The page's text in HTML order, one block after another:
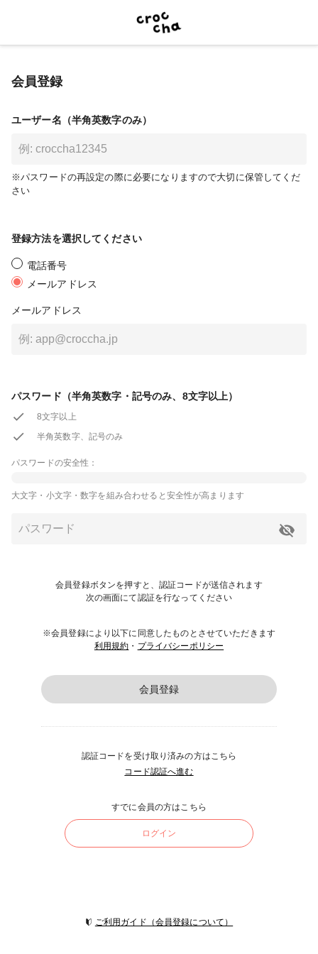
会員登録
ユーザー名（半角英数字のみ）
※パスワードの再設定の際に必要になりますので大切に保管してくだ
さい
登録方法を選択してください
電話番号
メールアドレス
メールアドレス
パスワード（半角英数字・記号のみ、8文字以上）
8文字以上
半角英数字、記号のみ
パスワードの安全性：
大文字・小文字・数字を組み合わせると安全性が高まります
会員登録ボタンを押すと、認証コードが送信されます
次の画面にて認証を行なってください
※会員登録により以下に同意したものとさせていただきます
利用規約 ・ プライバシーポリシー
会員登録
認証コードを受け取り済みの方はこちら
コード認証へ進む
すでに会員の方はこちら
ログイン
ご利用ガイド（会員登録について）